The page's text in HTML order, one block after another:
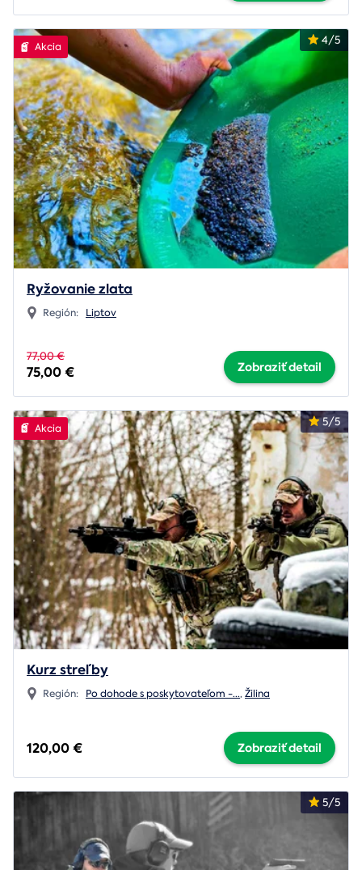
4/5
Akcia
Ryžovanie zlata
Región: Liptov
77,00 €
75,00 € Zobraziť detail
5/5
Akcia
Kurz streľby
Región: Po dohode s poskytovateľom -...,Žilina
120,00 € Zobraziť detail
5/5